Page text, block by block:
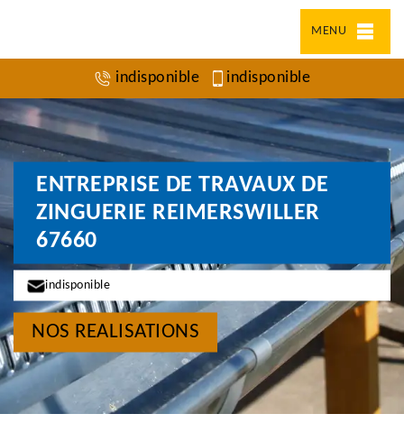
MENU
indisponible indisponible
ENTREPRISE DE TRAVAUX DE
ZINGUERIE REIMERSWILLER
67660
indisponible
NOS REALISATIONS